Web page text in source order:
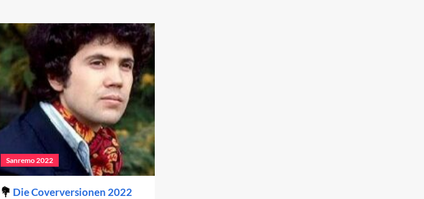
Sanremo 2022
Die Coverversionen 2022